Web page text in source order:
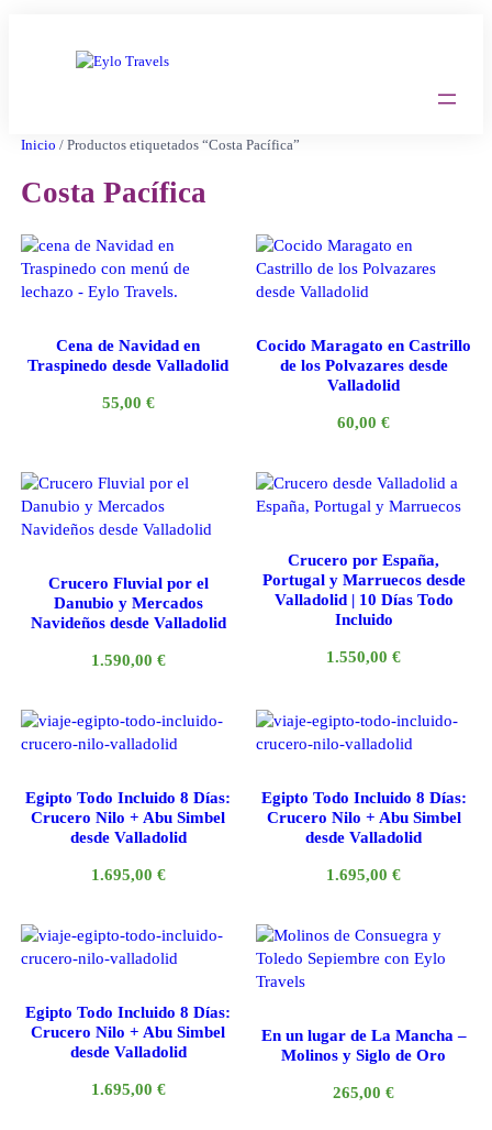
Inicio / Productos etiquetados “Costa Pacífica”
Costa Pacífica
Cena de Navidad en
Traspinedo desde Valladolid
55,00 €
Cocido Maragato en Castrillo
de los Polvazares desde
Valladolid
60,00€
Crucero Fluvial por el
Danubio y Mercados
Navideños desde Valladolid
1.590,00 €
Crucero por España,
Portugal y Marruecos desde
Valladolid | 10 Días Todo
Incluido
1.550,00€
Egipto Todo Incluido 8 Días:
Crucero Nilo + Abu Simbel
desde Valladolid
1.695,00 €
Egipto Todo Incluido 8 Días:
Crucero Nilo + Abu Simbel
desde Valladolid
1.695,00€
Egipto Todo Incluido 8 Días:
Crucero Nilo + Abu Simbel
desde Valladolid
1.695,00 €
En un lugar de La Mancha –
Molinos y Siglo de Oro
265,00€